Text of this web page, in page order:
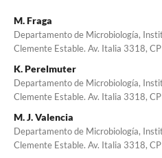
M. Fraga
Departamento de Microbiología,
Clemente Estable. Av. Italia 3318,
K. Perelmuter
Departamento de Microbiología,
Clemente Estable. Av. Italia 3318,
M. J. Valencia
Departamento de Microbiología,
Clemente Estable. Av. Italia 3318,